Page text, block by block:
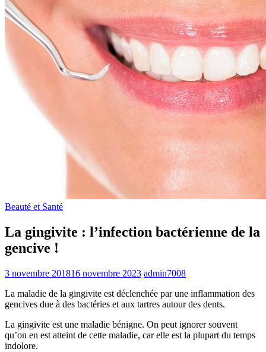
Beauté et Santé
La gingivite : l’infection bactérienne de la
gencive !
3 novembre 201816 novembre 2023 admin7008
La maladie de la gingivite est déclenchée par une inflammation des
gencives due à des bactéries et aux tartres autour des dents.
La gingivite est une maladie bénigne. On peut ignorer souvent
qu’on en est atteint de cette maladie, car elle est la plupart du temps
indolore.